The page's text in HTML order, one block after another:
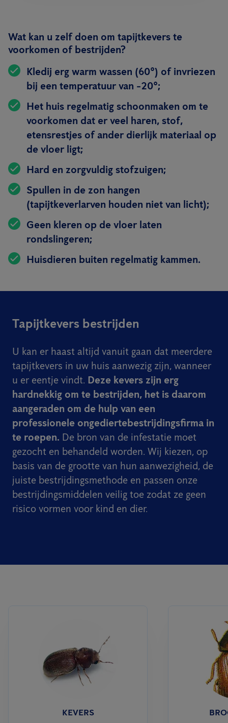
Wat kan u zelf doen om tapijtkevers te
voorkomen of bestrijden?
Kledij erg warm wassen (60°) of invriezen
bij een temperatuur van -20°;
Het huis regelmatig schoonmaken om te
voorkomen dat er veel haren, stof,
etensrestjes of ander dierlijk materiaal op
de vloer ligt;
Hard en zorgvuldig stofzuigen;
Spullen in de zon hangen
(tapijtkeverlarven houden niet van licht);
Geen kleren op de vloer laten
rondslingeren;
Huisdieren buiten regelmatig kammen.
Tapijtkevers bestrijden
U kan er haast altijd vanuit gaan dat meerdere
tapijtkevers in uw huis aanwezig zijn, wanneer
u er eentje vindt. Deze kevers zijn erg
hardnekkig om te bestrijden, het is daarom
aangeraden om de hulp van een
professionele ongediertebestrijdingsfirma in
te roepen. De bron van de infestatie moet
gezocht en behandeld worden. Wij kiezen, op
basis van de grootte van hun aanwezigheid, de
juiste bestrijdingsmethode en passen onze
bestrijdingsmiddelen veilig toe zodat ze geen
risico vormen voor kind en dier.
KEVERS